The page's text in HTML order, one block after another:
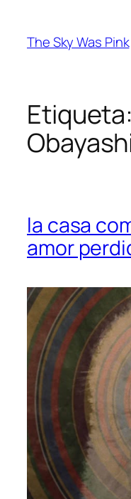
contenido
The Sky Was Pink
Etiqueta:
la casa
amor